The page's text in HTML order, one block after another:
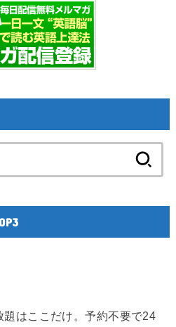
索:
はここだけ。予約不要で24